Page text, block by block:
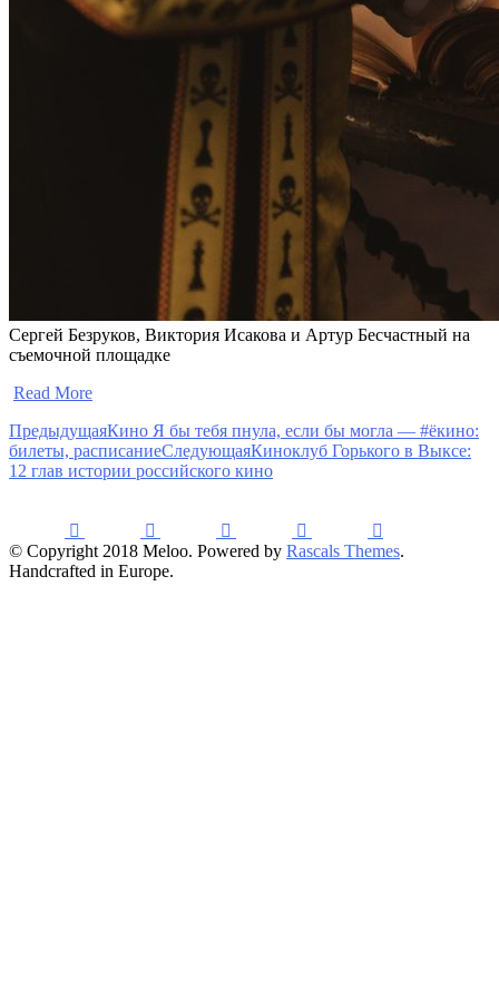
Сергей Безруков, Виктория Исакова и Артур Бесчастный на
съемочной площадке
Read More
ПредыдущаяКино Я бы тебя пнула, если бы могла — #ёкино:
билеты, расписаниеСледующаяКиноклуб Горького в Выксе:
12 глав истории российского кино
© Copyright 2018 Meloo. Powered by Rascals Themes.
Handcrafted in Europe.